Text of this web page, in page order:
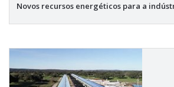
Novos recursos energéticos para a